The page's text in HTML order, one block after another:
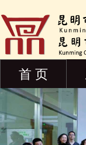
首 页